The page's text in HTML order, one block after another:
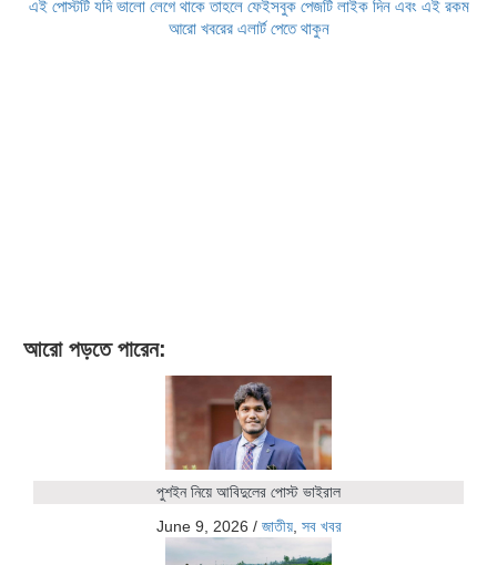
এই পোস্টটি যদি ভালো লেগে থাকে তাহলে ফেইসবুক পেজটি লাইক দিন এবং এই রকম
আরো খবরের এলার্ট পেতে থাকুন
আরো পড়তে পারেন:
পুশইন নিয়ে আবিদুলের পোস্ট ভাইরাল
June 9, 2026 / জাতীয়, সব খবর